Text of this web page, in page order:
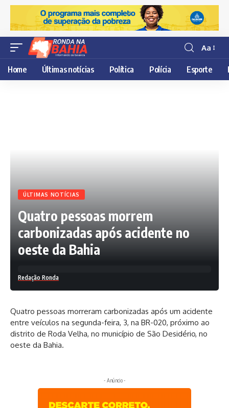
Resisor
de
fonte
Aa
Home Últimas notícias Política Polícia Esporte
ÚLTIMAS NOTÍCIAS
Quatro pessoas morrem
carbonizadas após acidente no
oeste da Bahia
Redação Ronda
Quatro pessoas morreram carbonizadas após um acidente
entre veículos na segunda-feira, 3, na BR-020, próximo ao
distrito de Roda Velha, no município de São Desidério, no
oeste da Bahia.
- Anúncio -